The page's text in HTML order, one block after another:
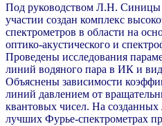
Под руководством Л.Н. Синицы
участии создан комплекс
спектрометров в области на
оптико-акустического и
Проведены исследования
линий водяного пара в ИК и
Объяснены зависимости
линий давлением от
квантовых чисел. На созданных
лучших Фурье-спектрометрах